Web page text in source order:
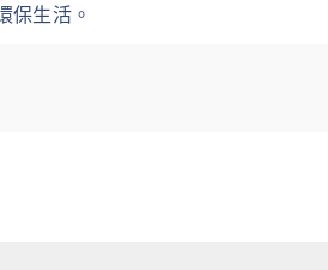
保生活。